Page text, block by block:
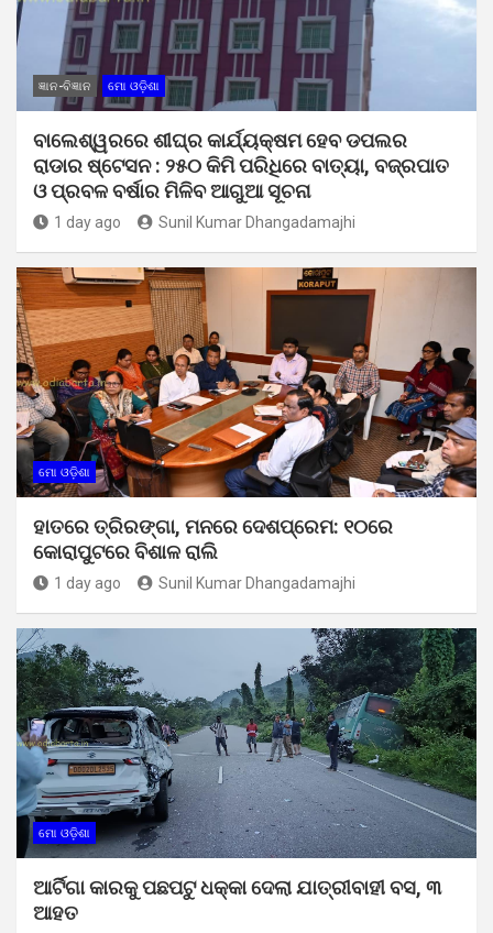
ଜ୍ଞାନ-ବିଜ୍ଞାନ ମୋ ଓଡ଼ିଶା
ବାଲେଶ୍ୱରରେ ଶୀଘ୍ର କାର୍ଯ୍ୟକ୍ଷମ ହେବ ଡପଲର
ରାଡାର ଷ୍ଟେସନ : ୨୫୦ କିମି ପରିଧିରେ ବାତ୍ୟା, ବଜ୍ରପାତ
ଓ ପ୍ରବଳ ବର୍ଷାର ମିଳିବ ଆଗୁଆ ସୂଚନା
1 day ago Sunil Kumar Dhangadamajhi
ମୋ ଓଡ଼ିଶା
ହାତରେ ତ୍ରିରଙ୍ଗା, ମନରେ ଦେଶପ୍ରେମ: ୧୦ରେ
କୋରାପୁଟରେ ବିଶାଳ ରାଲି
1 day ago Sunil Kumar Dhangadamajhi
ମୋ ଓଡ଼ିଶା
ଆର୍ଟିଗା କାରକୁ ପଛପଟୁ ଧକ୍କା ଦେଲା ଯାତ୍ରୀବାହୀ ବସ, ୩
ଆହତ